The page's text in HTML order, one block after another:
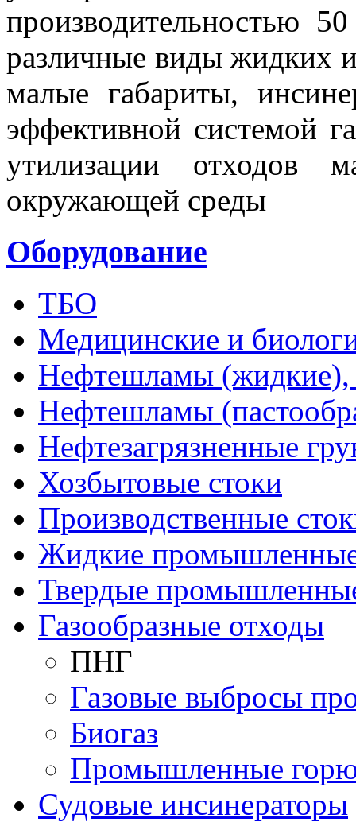
производительностью
различные виды жидких
малые габариты,
эффективной системой
утилизации отходов
окружающей среды
Оборудование
ТБО
Медицинские и
Нефтешламы (жидкие),
Нефтешламы
Нефтезагрязненные
Хозбытовые стоки
Производственные
Жидкие
Твердые
Газообразные отходы
ПНГ
Газовые выбросы
Биогаз
Промышленные
Судовые инсинераторы